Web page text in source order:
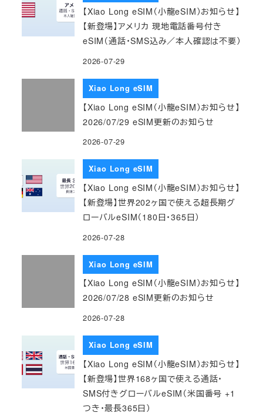
【Xiao Long eSIM（小龍eSIM）お知らせ】
【新登場】アメリカ 現地電話番号付き
eSIM（通話・SMS込み／本人確認は不要）
2026-07-29
Xiao Long eSIM
【Xiao Long eSIM（小龍eSIM）お知らせ】
2026/07/29 eSIM更新のお知らせ
2026-07-29
Xiao Long eSIM
【Xiao Long eSIM（小龍eSIM）お知らせ】
【新登場】世界202ヶ国で使える超長期グ
ローバルeSIM（180日・365日）
2026-07-28
Xiao Long eSIM
【Xiao Long eSIM（小龍eSIM）お知らせ】
2026/07/28 eSIM更新のお知らせ
2026-07-28
Xiao Long eSIM
【Xiao Long eSIM（小龍eSIM）お知らせ】
【新登場】世界168ヶ国で使える通話・
SMS付きグローバルeSIM（米国番号 +1
つき・最長365日）